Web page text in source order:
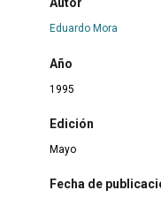
Autor
Eduardo Mora
Año
1995
Edición
Mayo
Fecha de